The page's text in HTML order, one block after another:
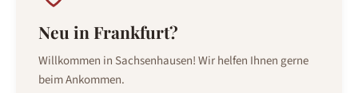
Neu in Frankfurt?
Willkommen in Sachsenhausen! Wir helfen Ihnen gerne
beim Ankommen.